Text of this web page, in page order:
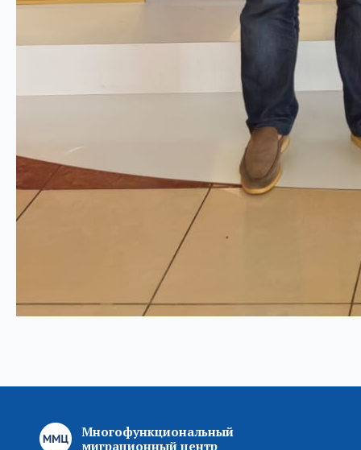
Многофункциональный
миграционный центр